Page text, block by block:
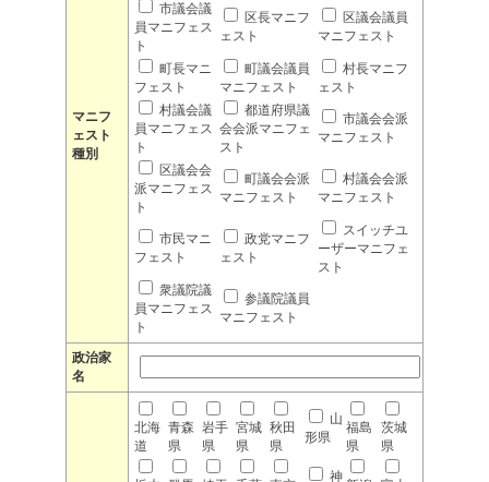
マニフ
ェスト
種別
市議会議
員マニフェス
ト
区長マニフ
ェスト
区議会議員
マニフェスト
町長マニ
フェスト
町議会議員
マニフェスト
村長マニフ
ェスト
村議会議
員マニフェス
ト
都道府県議
会会派マニフェ
スト
市議会会派
マニフェスト
区議会会
派マニフェス
ト
町議会会派
マニフェスト
村議会会派
マニフェスト
市民マニ
フェスト
政党マニフ
ェスト
スイッチユ
ーザーマニフェ
スト
衆議院議
員マニフェス
ト
参議院議員
マニフェスト
政治家
名
北海
道
青森
県
岩手
県
宮城
県
秋田
県
山
形県
福島
県
茨城
県
神